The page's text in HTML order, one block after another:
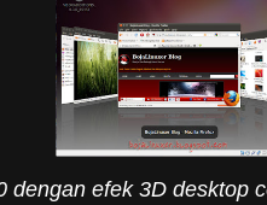
dengan efek 3D desktop